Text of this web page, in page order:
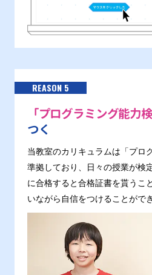
REASON 5
「プログラミング能力
つく
当教室のカリキュラムは「プロ
準拠しており、日々の授業が検
に合格すると合格証書を貰うこ
いながら自信をつけることがで